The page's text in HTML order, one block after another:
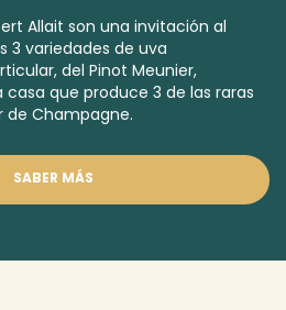
Allait son una invitación al
3 variedades de uva
del Pinot Meunier,
que produce 3 de las raras
de Champagne.
SABER MÁS